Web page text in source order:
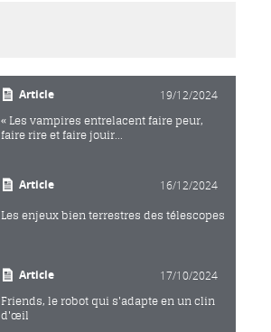
Article 19/12/2024
« Les vampires entrelacent faire peur,
faire rire et faire jouir...
Article 16/12/2024
Les enjeux bien terrestres des télescopes
Article 17/10/2024
Friends, le robot qui s'adapte en un clin
d'œil